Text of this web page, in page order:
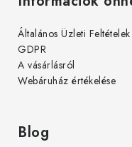
Általános Üzleti Feltételek
GDPR
A vásárlásról
Webáruház értékelése
Blog